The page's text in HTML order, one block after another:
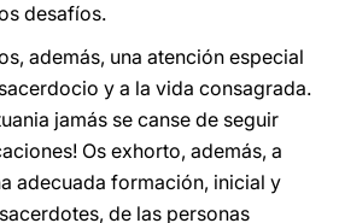
desafíos.
además, una atención especial
y a la vida consagrada.
jamás se canse de seguir
Os exhorto, además, a
adecuada formación, inicial y
de las personas